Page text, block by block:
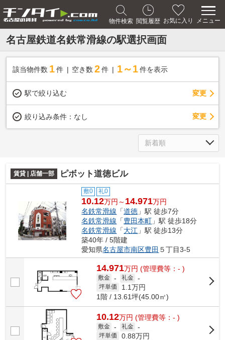
物件検索 閲覧履歴 お気に入り メニュー
名古屋鉄道名鉄常滑線の駅選択画面
該当物件数 1件 空き数 2 件 1～1 件を表示
駅で絞り込む 変更
絞り込み条件： なし 変更
賃貸 | 店舗一部 ピボット道徳ビル
敷0 礼0
10.12万円～ 14.971万円
名鉄常滑線 「道徳 」駅 徒歩7分
名鉄常滑線 「豊田本町 」駅 徒歩18分
名鉄常滑線 「大江 」駅 徒歩13分
築40年 / 5階建
愛知県名古屋市南区豊田 ５丁目3-5
14.971万円 (管理費等：- )
敷金 - 礼金 -
坪単価 1.1万円
1階 / 13.61坪(45.00㎡)
10.12万円 (管理費等：- )
敷金 - 礼金 -
坪単価 0.88万円